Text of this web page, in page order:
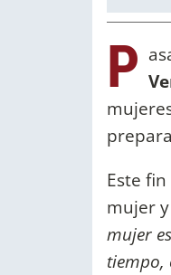
P
Este
mujer
mujer
tiempo,